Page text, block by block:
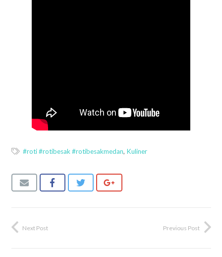
#roti #rotibesak #rotibesakmedan, Kuliner
Previous Post
Next Post